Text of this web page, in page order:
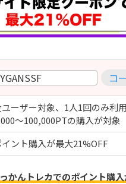
コ
ーザー対象、1人1回のみ利
～100,000PTの購入が対象
イント購入が最大21%OFF
かんトレカでのポイント購